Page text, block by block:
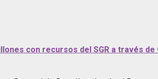
con recursos del SGR a través de